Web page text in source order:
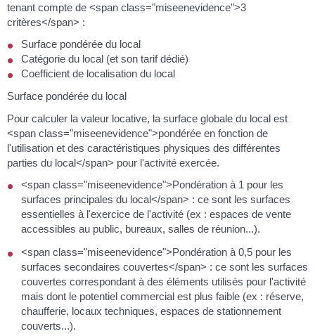
tenant compte de <span class="miseenevidence">3
critères</span> :
Surface pondérée du local
Catégorie du local (et son tarif dédié)
Coefficient de localisation du local
Surface pondérée du local
Pour calculer la valeur locative, la surface globale du local est
<span class="miseenevidence">pondérée en fonction de
l'utilisation et des caractéristiques physiques des différentes
parties du local</span> pour l'activité exercée.
<span class="miseenevidence">Pondération à 1 pour les
surfaces principales du local</span> : ce sont les surfaces
essentielles à l'exercice de l'activité (ex : espaces de vente
accessibles au public, bureaux, salles de réunion...).
<span class="miseenevidence">Pondération à 0,5 pour les
surfaces secondaires couvertes</span> : ce sont les surfaces
couvertes correspondant à des éléments utilisés pour l'activité
mais dont le potentiel commercial est plus faible (ex : réserve,
chaufferie, locaux techniques, espaces de stationnement
couverts...).